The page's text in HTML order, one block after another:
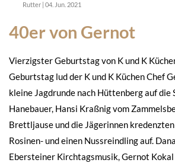
Rutter | 04. Jun. 2021
40er von Gernot
Vierzigster Geburtstag von K und K
Geburtstag lud der K und K Küchen Chef
kleine Jagdrunde nach Hüttenberg auf die
Hanebauer, Hansi Kraßnig vom
Brettljause und die Jägerinnen
Rosinen- und einen Nussreindling auf.
Ebersteiner Kirchtagsmusik, Gernot